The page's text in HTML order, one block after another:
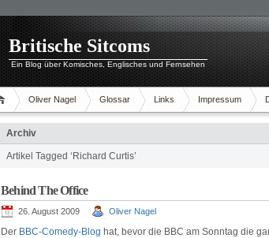
Britische Sitcoms
Ein Blog über Komisches, Englisches und Fernsehen
Oliver Nagel Glossar Links Impressum
Archiv
Artikel Tagged ‘Richard Curtis’
Behind The Office
26. August 2009 Oliver Nagel
Der BBC-Comedy-Blog hat, bevor die BBC am Sonntag die